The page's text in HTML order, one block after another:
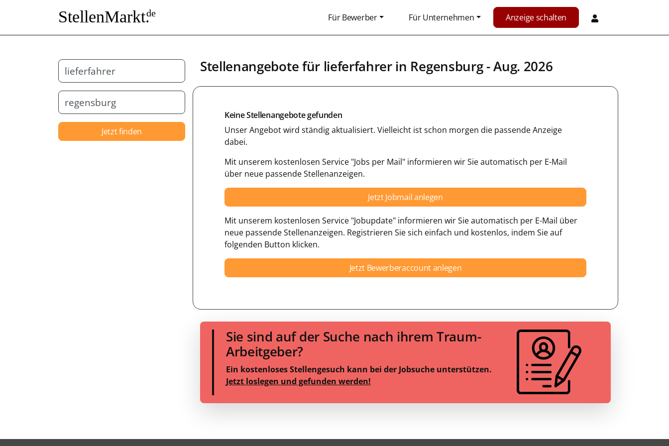
StellenMarkt.de Für Bewerber Für Unternehmen Anzeige schalten
Jetzt finden
Stellenangebote für lieferfahrer in Regensburg- Aug. 2026
Keine Stellenangebote gefunden
Unser Angebot wird ständig aktualisiert. Vielleicht ist schon morgen die passende Anzeige
dabei.
Mit unserem kostenlosen Service "Jobs per Mail" informieren wir Sie automatisch per E-Mail
über neue passende Stellenanzeigen.
Jetzt Jobmail anlegen
Mit unserem kostenlosen Service "Jobupdate" informieren wir Sie automatisch per E-Mail über
neue passende Stellenanzeigen. Registrieren Sie sich einfach und kostenlos, indem Sie auf
folgenden Button klicken.
Jetzt Bewerberaccount anlegen
Sie sind auf der Suche nach ihrem Traum-
Arbeitgeber?
Ein kostenloses Stellengesuch kann bei der Jobsuche unterstützen.
Jetzt loslegen und gefunden werden!